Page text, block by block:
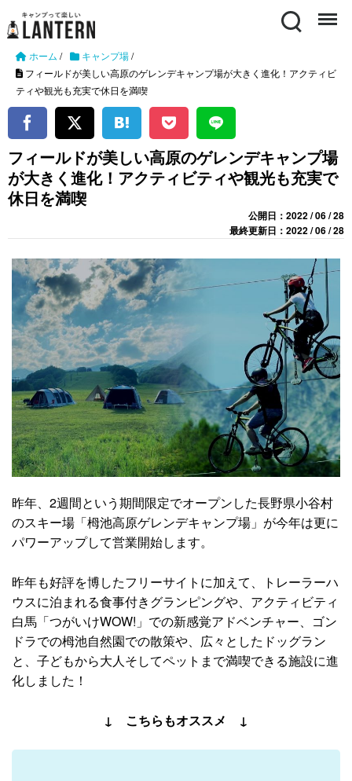
Search Menu
ホーム / キャンプ場/
フィールドが美しい高原のゲレンデキャンプ場が大きく進化！アクティビ
ティや観光も充実で休日を満喫
フィールドが美しい高原のゲレンデキャンプ場
が大きく進化！アクティビティや観光も充実で
休日を満喫
公開日：2022 / 06 / 28
最終更新日：2022 / 06 / 28
昨年、2週間という期間限定でオープンした長野県小谷村
のスキー場「栂池高原ゲレンデキャンプ場」が今年は更に
パワーアップして営業開始します。
昨年も好評を博したフリーサイトに加えて、トレーラーハ
ウスに泊まれる食事付きグランピングや、アクティビティ
白馬「つがいけWOW!」での新感覚アドベンチャー、ゴン
ドラでの栂池自然園での散策や、広々としたドッグラン
と、子どもから大人そしてペットまで満喫できる施設に進
化しました！
↓ こちらもオススメ ↓